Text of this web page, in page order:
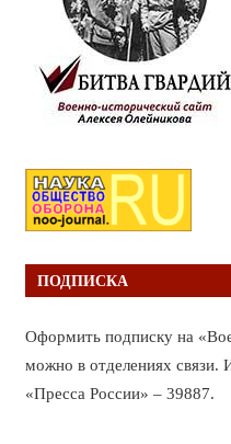
ПОДПИСКА
Оформить подписку на
можно в отделениях связи.
«Пресса России» – 39887.